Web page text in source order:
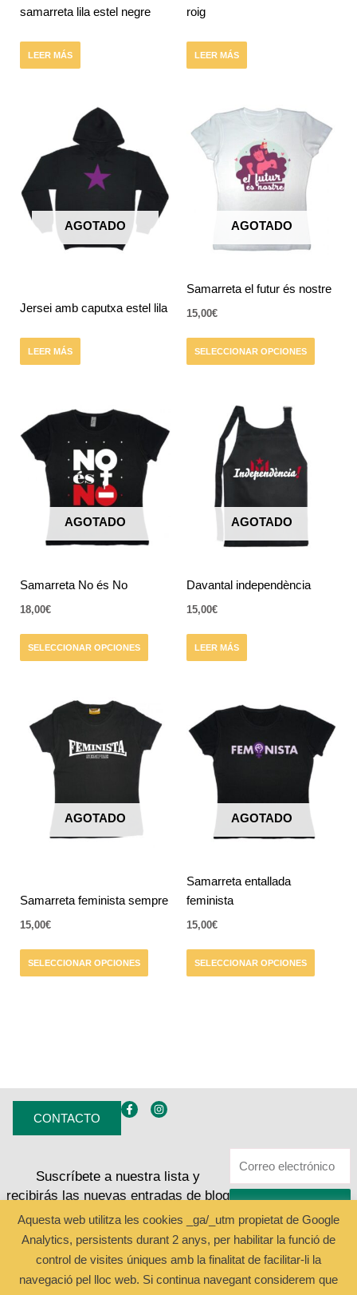
samarreta lila estel negre
LEER MÁS
roig
LEER MÁS
AGOTADO
Jersei amb caputxa estel lila
LEER MÁS
AGOTADO
Samarreta el futur és nostre
15,00€
SELECCIONAR OPCIONES
producto
tiene
múltiples
variantes.
opciones
elegir
página
de
AGOTADO
Samarreta No és No
18,00€
SELECCIONAR OPCIONES
producto
tiene
múltiples
variantes.
opciones
elegir
página
de
AGOTADO
Davantal independència
15,00€
LEER MÁS
AGOTADO
Samarreta feminista sempre
15,00€
SELECCIONAR OPCIONES
producto
tiene
múltiples
variantes.
opciones
en
de
producto
AGOTADO
Samarreta entallada
feminista
15,00€
SELECCIONAR OPCIONES
producto
tiene
múltiples
variantes.
opciones
elegir
en
de
producto
CONTACTO
F
a
k
f
I
n
a
m
Suscríbete a nuestra lista y
recibirás las nuevas entradas de blog
Aquesta web utilitza les cookies _ga/_utm propietat de Google
Analytics, persistents durant 2 anys, per habilitar la funció de
control de visites úniques amb la finalitat de facilitar-li la
navegació pel lloc web. Si continua navegant considerem que